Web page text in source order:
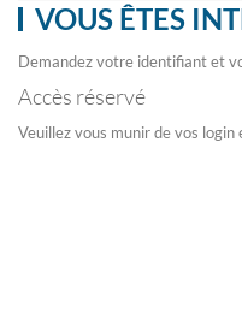
VOUS ÊTES
Demandez votre identifiant et
Accès réservé
Veuillez vous munir de vos login